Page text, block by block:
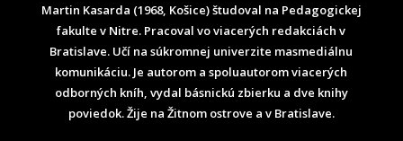
Martin Kasarda (1968, Košice) študoval na Pedagogickej
fakulte v Nitre. Pracoval vo viacerých redakciách v
Bratislave. Učí na súkromnej univerzite masmediálnu
komunikáciu. Je autorom a spoluautorom viacerých
odborných kníh, vydal básnickú zbierku a dve knihy
poviedok. Žije na Žitnom ostrove a v Bratislave.